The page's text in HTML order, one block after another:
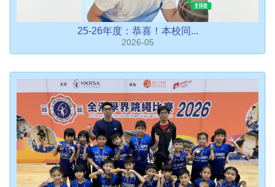
25-26年度：恭喜！本校同...
2026-05